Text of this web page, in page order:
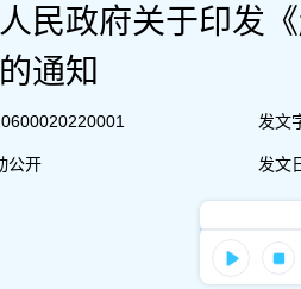
民政府关于印发
通知
公开
发文
发文